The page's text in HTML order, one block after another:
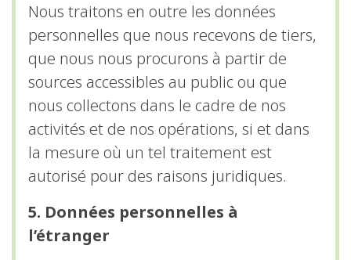
Nous traitons en outre les données
personnelles que nous recevons de tiers,
que nous nous procurons à partir de
sources accessibles au public ou que
nous collectons dans le cadre de nos
activités et de nos opérations, si et dans
la mesure où un tel traitement est
autorisé pour des raisons juridiques.
5. Données personnelles à
l’étranger